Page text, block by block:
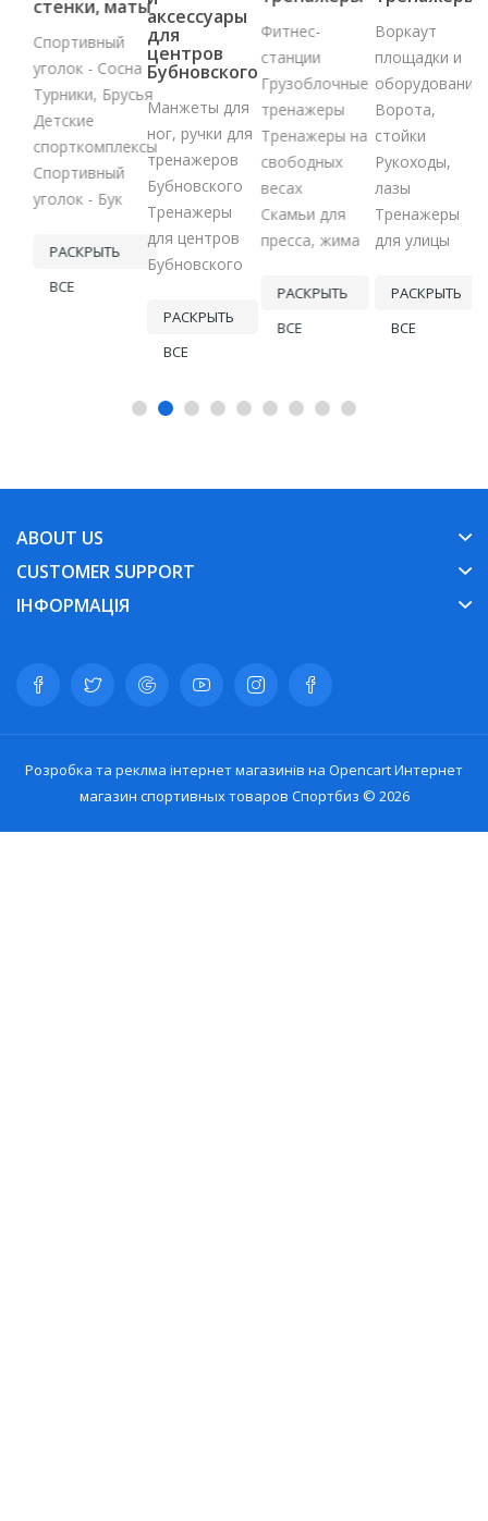
стенки, маты
Спортивный
уголок - Сосна
Турники, Брусья
Детские
спорткомплексы
Спортивный
уголок - Бук
РАСКРЫТЬ
ВСЕ
аксессуары
для
центров
Бубновского
Манжеты для
ног, ручки для
тренажеров
Бубновского
Тренажеры
для центров
Бубновского
РАСКРЫТЬ
ВСЕ
Фитнес-
станции
Грузоблочные
тренажеры
Тренажеры на
свободных
весах
Скамьи для
пресса, жима
РАСКРЫТЬ
ВСЕ
Воркаут
площадки и
оборудование
Ворота,
стойки
Рукоходы,
лазы
Тренажеры
для улицы
РАСКРЫТЬ
ВСЕ
ABOUT US
CUSTOMER SUPPORT
ІНФОРМАЦІЯ
Розробка та реклма інтернет магазинів на OpencartИнтернет
магазин спортивных товаров Спортбиз © 2026